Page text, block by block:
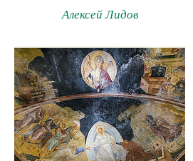
Алексей Лидов